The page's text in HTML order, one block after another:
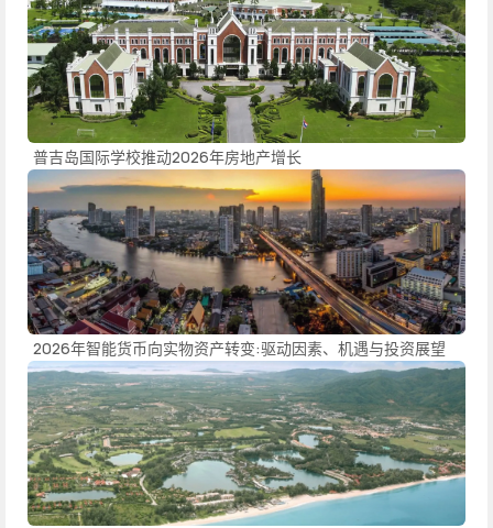
普吉岛国际学校推动2026年房地产增长
2026年智能货币向实物资产转变:驱动因素、机遇与投资展望